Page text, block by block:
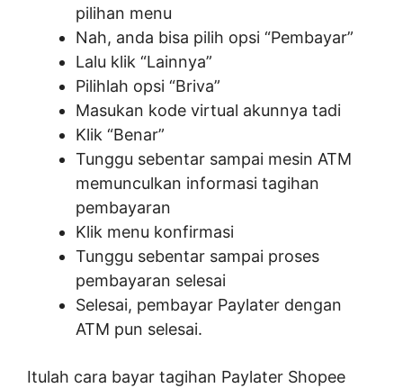
pilihan menu
Nah, anda bisa pilih opsi “Pembayar”
Lalu klik “Lainnya”
Pilihlah opsi “Briva”
Masukan kode virtual akunnya tadi
Klik “Benar”
Tunggu sebentar sampai mesin ATM
memunculkan informasi tagihan
pembayaran
Klik menu konfirmasi
Tunggu sebentar sampai proses
pembayaran selesai
Selesai, pembayar Paylater dengan
ATM pun selesai.
Itulah cara bayar tagihan Paylater Shopee